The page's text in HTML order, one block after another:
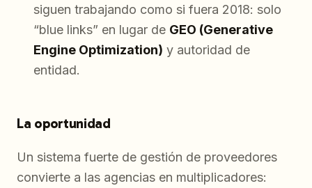
siguen trabajando como si fuera 2018: solo
“blue links” en lugar de GEO (Generative
Engine Optimization) y autoridad de
entidad.
La oportunidad
Un sistema fuerte de gestión de proveedores
convierte a las agencias en multiplicadores: